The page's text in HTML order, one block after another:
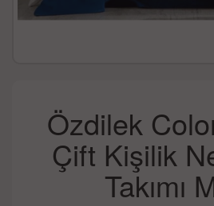
Özdilek
Çift Kişilik
Takımı